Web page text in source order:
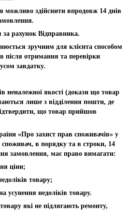
можливо здійснити впродовж 14 днів
за рахунок Відправника.
зручним для клієнта способом
після отримання та перевірки
завдатку.
неналежної якості (докази що товар
лише з відділення пошти, де
що товар прийшов
«Про захист прав споживачів» у
споживач, в порядку та в строки, 14
замовлення, має право вимагати:
ціни;
товару;
усунення недоліків товару.
які не підлягають ремонту,